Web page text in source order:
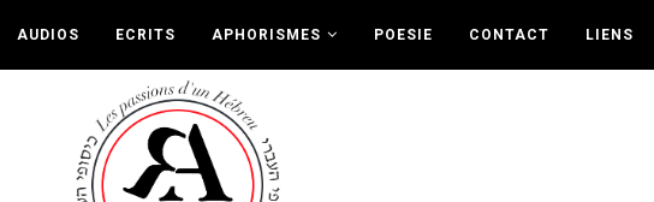
AUDIOS ECRITS APHORISMES POESIE CONTACT LIENS